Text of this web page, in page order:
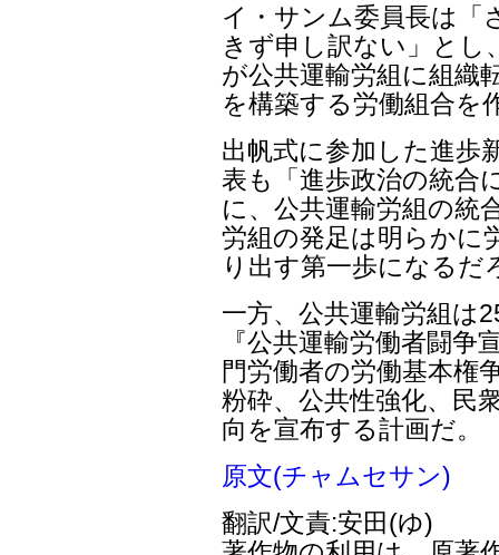
イ・サンム委員長は「
きず申し訳ない」とし
が公共運輸労組に組織
を構築する労働組合を
出帆式に参加した進歩
表も「進歩政治の統合
に、公共運輸労組の統
労組の発足は明らかに
り出す第一歩になるだ
一方、公共運輸労組は
『公共運輸労働者闘争
門労働者の労働基本権
粉砕、公共性強化、民
向を宣布する計画だ。
原文(チャムセサン)
翻訳/文責:安田(ゆ)